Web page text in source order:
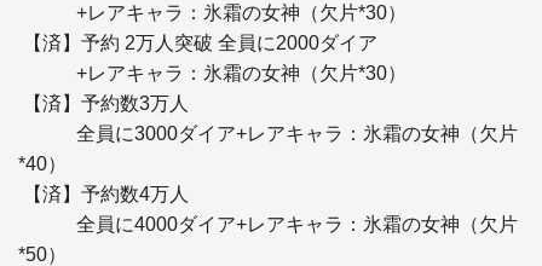
+レアキャラ：氷霜の女神（欠片*30）
+レアキャラ：氷霜の女神（欠片*30）
全員に3000ダイア+レアキャラ：氷霜の女神（欠片
*40）
全員に4000ダイア+レアキャラ：氷霜の女神（欠片
*50）